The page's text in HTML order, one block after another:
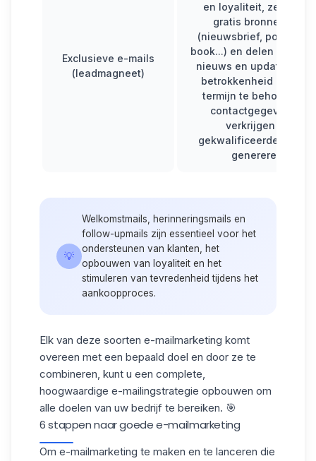
Exclusieve e-mails
(leadmagneet)
en loyaliteit, ze bieden
gratis bronnen aan
(nieuwsbrief, podcast,
book...) en delen
nieuws en updates om
betrokkenheid op
termijn te behouden
contactgegevens te
verkrijgen (en
gekwalificeerde leads
genereren).
💡
Welkomstmails, herinneringsmails en
follow-upmails zijn essentieel voor het
ondersteunen van klanten, het
opbouwen van loyaliteit en het
stimuleren van tevredenheid tijdens het
aankoopproces.
Elk van deze soorten e-mailmarketing komt
overeen met een bepaald doel en door ze te
combineren, kunt u een complete,
hoogwaardige e-mailingstrategie opbouwen om
alle doelen van uw bedrijf te bereiken. 🎯
6 stappen naar goede e-mailmarketing
Om e-mailmarketing te maken en te lanceren die